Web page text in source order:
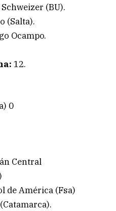
(BU).
(Salta).
Ocampo.
12.
0
Central
de América (Fsa)